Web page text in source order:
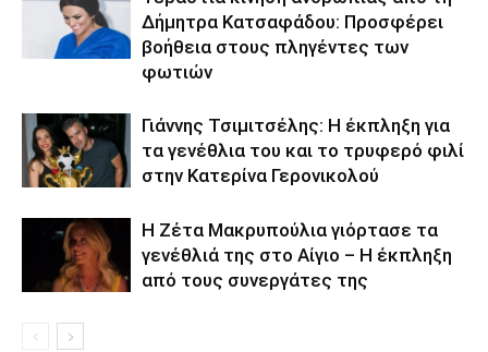
Δήμητρα Κατσαφάδου: Προσφέρει
βοήθεια στους πληγέντες των
φωτιών
Γιάννης Τσιμιτσέλης: Η έκπληξη για
τα γενέθλια του και το τρυφερό φιλί
στην Κατερίνα Γερονικολού
Η Ζέτα Μακρυπούλια γιόρτασε τα
γενέθλιά της στο Αίγιο – Η έκπληξη
από τους συνεργάτες της